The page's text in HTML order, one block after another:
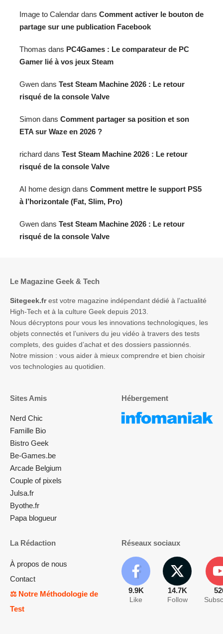
Image to Calendar dans Comment activer le bouton de
partage sur une publication Facebook
Thomas dans PC4Games : Le comparateur de PC
Gamer lié à vos jeux Steam
Gwen dans Test Steam Machine 2026 : Le retour
risqué de la console Valve
Simon dans Comment partager sa position et son
ETA sur Waze en 2026 ?
richard dans Test Steam Machine 2026 : Le retour
risqué de la console Valve
AI home design dans Comment mettre le support PS5
à l’horizontale (Fat, Slim, Pro)
Gwen dans Test Steam Machine 2026 : Le retour
risqué de la console Valve
Le Magazine Geek & Tech
Sitegeek.frest votre magazine indépendant dédié à l’actualité
High-Tech et à la culture Geek depuis 2013.
Nous décryptons pour vous les innovations technologiques, les
objets connectés et l’univers du jeu vidéo à travers des tests
complets, des guides d’achat et des dossiers passionnés.
Notre mission : vous aider à mieux comprendre et bien choisir
vos technologies au quotidien.
Sites Amis
Nerd Chic
Famille Bio
Bistro Geek
Be-Games.be
Arcade Belgium
Couple of pixels
Julsa.fr
Byothe.fr
Papa blogueur
Hébergement
La Rédaction
À propos de nous
Contact
⚖️ Notre Méthodologie de
Test
Réseaux sociaux
9.9K
Like
14.7K
Follow